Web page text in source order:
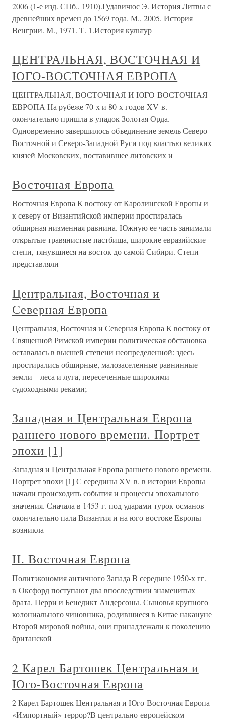
2006 (1-е изд. СПб., 1910).Гудавичюс Э. История Литвы с
древнейших времен до 1569 года. М., 2005. История
Венгрии. М., 1971. Т. 1.История культур
ЦЕНТРАЛЬНАЯ, ВОСТОЧНАЯ И
ЮГО-ВОСТОЧНАЯ ЕВРОПА
ЦЕНТРАЛЬНАЯ, ВОСТОЧНАЯ И ЮГО-ВОСТОЧНАЯ
ЕВРОПА На рубеже 70-х и 80-х годов XV в.
окончательно пришла в упадок Золотая Орда.
Одновременно завершилось объединение земель Северо-
Восточной и Северо-Западной Руси под властью великих
князей Московских, поставившее литовских и
Восточная Европа
Восточная Европа К востоку от Каролингской Европы и
к северу от Византийской империи простиралась
обширная низменная равнина. Южную ее часть занимали
открытые травянистые пастбища, широкие евразийские
степи, тянувшиеся на восток до самой Сибири. Степи
представляли
Центральная, Восточная и
Северная Европа
Центральная, Восточная и Северная Европа К востоку от
Священной Римской империи политическая обстановка
оставалась в высшей степени неопределенной: здесь
простирались обширные, малозаселенные равнинные
земли – леса и луга, пересеченные широкими
судоходными реками;
Западная и Центральная Европа
раннего нового времени. Портрет
эпохи [1]
Западная и Центральная Европа раннего нового времени.
Портрет эпохи [1] С середины XV в. в истории Европы
начали происходить события и процессы эпохального
значения. Сначала в 1453 г. под ударами турок-османов
окончательно пала Византия и на юго-востоке Европы
возникла
II. Восточная Европа
Политэкономия античного Запада В середине 1950-х гг.
в Оксфорд поступают два впоследствии знаменитых
брата, Перри и Бенедикт Андерсоны. Сыновья крупного
колониального чиновника, родившиеся в Китае накануне
Второй мировой войны, они принадлежали к поколению
британской
2 Карел Бартошек Центральная и
Юго-Восточная Европа
2 Карел Бартошек Центральная и Юго-Восточная Европа
«Импортный» террор?В центрально-европейском